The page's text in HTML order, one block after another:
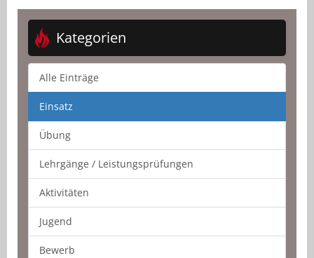
Kategorien
Alle Einträge
Einsatz
Übung
Lehrgänge / Leistungsprüfungen
Aktivitäten
Jugend
Bewerb